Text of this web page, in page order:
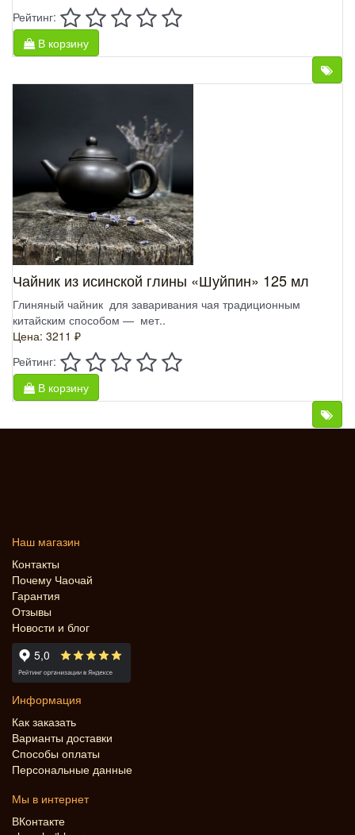
Рейтинг:
В корзину
Чайник из исинской глины «Шуйпин» 125 мл
Глиняный чайник для заваривания чая традиционным
китайским способом — мет..
Цена: 3211 ₽
Рейтинг:
В корзину
Наш магазин
Контакты
Почему Чаочай
Гарантия
Отзывы
Новости и блог
Информация
Как заказать
Варианты доставки
Способы оплаты
Персональные данные
Мы в интернет
ВКонтакте